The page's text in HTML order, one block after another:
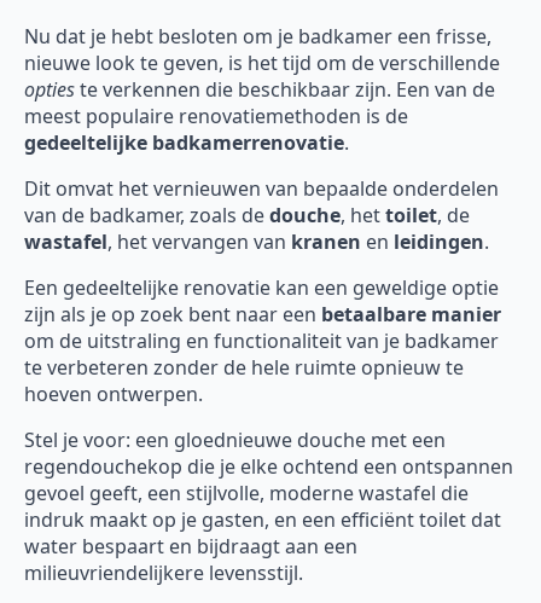
Nu dat je hebt besloten om je badkamer een frisse,
nieuwe look te geven, is het tijd om de verschillende
optieste verkennen die beschikbaar zijn. Een van de
meest populaire renovatiemethoden is de
gedeeltelijke badkamerrenovatie.
Dit omvat het vernieuwen van bepaalde onderdelen
van de badkamer, zoals dedouche, hettoilet, de
wastafel, het vervangen van kranen en leidingen.
Een gedeeltelijke renovatie kan een geweldige optie
zijn als je op zoek bent naar een betaalbare manier
om de uitstraling en functionaliteit van je badkamer
te verbeteren zonder de hele ruimte opnieuw te
hoeven ontwerpen.
Stel je voor: een gloednieuwe douche met een
regendouchekop die je elke ochtend een ontspannen
gevoel geeft, een stijlvolle, moderne wastafel die
indruk maakt op je gasten, en een efficiënt toilet dat
water bespaart en bijdraagt aan een
milieuvriendelijkere levensstijl.